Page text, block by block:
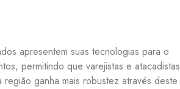
apresentem suas tecnologias para o
permitindo que varejistas e atacadistas
ganha mais robustez através deste